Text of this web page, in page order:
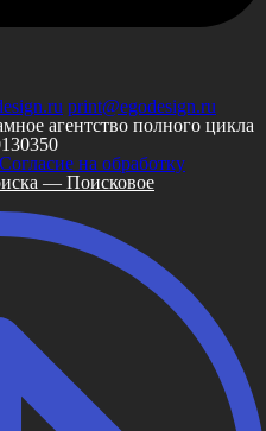
print@egodesign.ru
агентство полного цикла
Согласие на обработку
— Поисковое